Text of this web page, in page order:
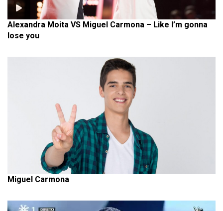
Alexandra Moita VS Miguel Carmona – Like I’m gonna
lose you
Miguel Carmona